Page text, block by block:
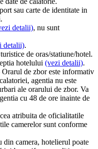
sau carte de identitate in
detalii), nu sunt
detalii).
de oras/statiune/hotel.
hotelului (vezi detalii).
de zbor este informativ
agentia nu este
ale orarului de zbor. Va
cu 48 de ore inainte de
atribuita de oficialitatile
camerelor sunt conforme
din camera, hotelierul poate